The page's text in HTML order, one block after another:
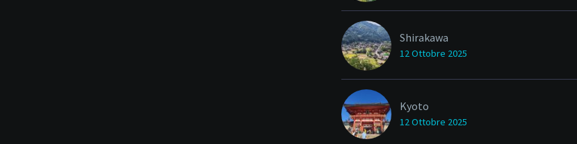
Shirakawa
12 Ottobre 2025
Kyoto
12 Ottobre 2025